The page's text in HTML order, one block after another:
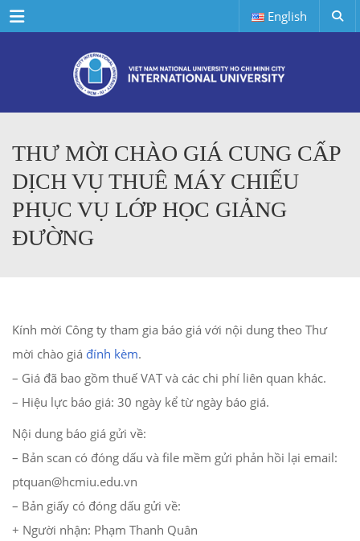
Menu English
THƯ MỜI CHÀO GIÁ CUNG CẤP
DỊCH VỤ THUÊ MÁY CHIẾU
PHỤC VỤ LỚP HỌC GIẢNG
ĐƯỜNG
Kính mời Công ty tham gia báo giá với nội dung theo Thư
mời chào giá đính kèm.
– Giá đã bao gồm thuế VAT và các chi phí liên quan khác.
– Hiệu lực báo giá: 30 ngày kể từ ngày báo giá.
Nội dung báo giá gửi về:
– Bản scan có đóng dấu và file mềm gửi phản hồi lại email:
ptquan@hcmiu.edu.vn
– Bản giấy có đóng dấu gửi về:
+ Người nhận: Phạm Thanh Quân